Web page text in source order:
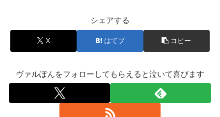
シェアする
X はてブ コピー
ヴァルぽんをフォローしてもらえると泣いて喜びます